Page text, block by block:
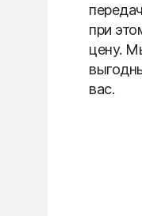
при
цену.
вас.